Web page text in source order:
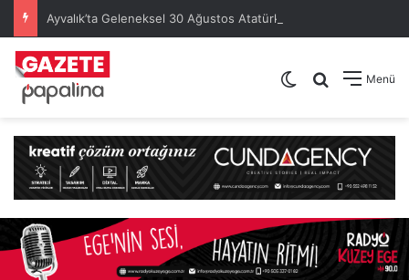
Menü
Arama yap
Dış görünümü